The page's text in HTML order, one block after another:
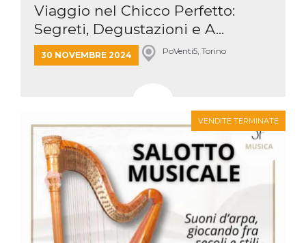
Viaggio nel Chicco Perfetto:
Segreti, Degustazioni e A...
30 NOVEMBRE 2024 PoVenti5, Torino
VENDITE TERMINATE